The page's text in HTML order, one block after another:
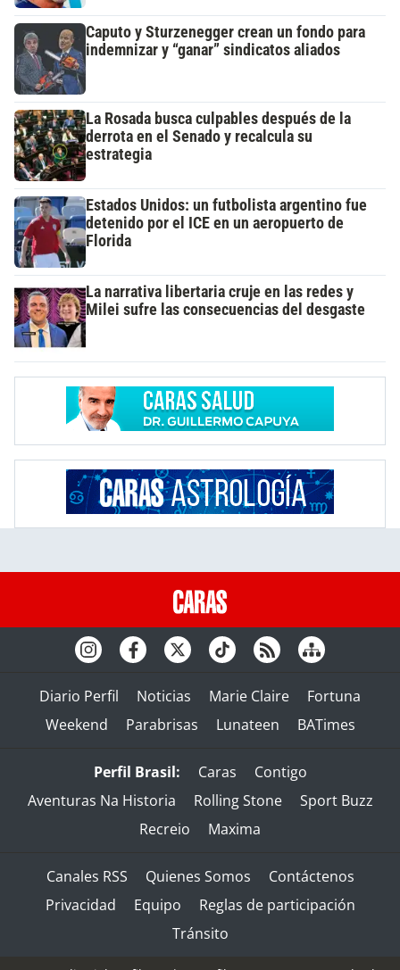
Caputo y Sturzenegger crean un fondo para
indemnizar y “ganar” sindicatos aliados
La Rosada busca culpables después de la
derrota en el Senado y recalcula su
estrategia
Estados Unidos: un futbolista argentino fue
detenido por el ICE en un aeropuerto de
Florida
La narrativa libertaria cruje en las redes y
Milei sufre las consecuencias del desgaste
Diario Perfil Noticias Marie Claire
Fortuna
Weekend
Parabrisas Lunateen BATimes
Perfil Brasil: Caras
Contigo
Aventuras Na Historia
Rolling Stone
Sport Buzz
Recreio
Maxima
Canales RSS Quienes Somos
Contáctenos
Privacidad
Equipo
Reglas de participación
Tránsito